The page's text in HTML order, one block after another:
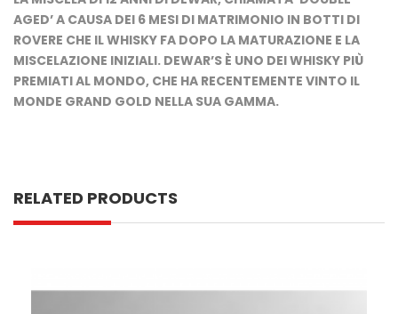
AGED’ A CAUSA DEI 6 MESI DI MATRIMONIO IN BOTTI DI
ROVERE CHE IL WHISKY FA DOPO LA MATURAZIONE E LA
MISCELAZIONE INIZIALI. DEWAR’S È UNO DEI WHISKY PIÙ
PREMIATI AL MONDO, CHE HA RECENTEMENTE VINTO IL
MONDE GRAND GOLD NELLA SUA GAMMA.
RELATED PRODUCTS